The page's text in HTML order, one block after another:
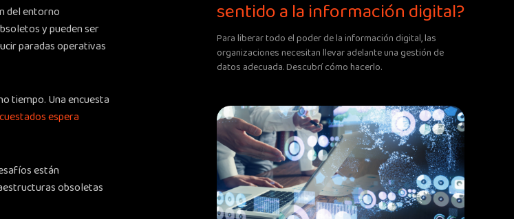
del entorno
y pueden ser
paradas operativas
tiempo. Una encuesta
espera
están
obsoletas
sentido a la información digital?
Para liberar todo el poder de la información digital, las
organizaciones necesitan llevar adelante una gestión de
datos adecuada. Descubrí cómo hacerlo.